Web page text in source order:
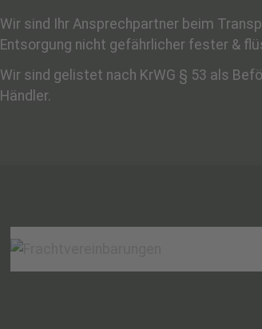
Wir sind Ihr Ansprechpartner beim
Entsorgung nicht gefährlicher fester &
Wir sind gelistet nach KrWG § 53 als
Händler.